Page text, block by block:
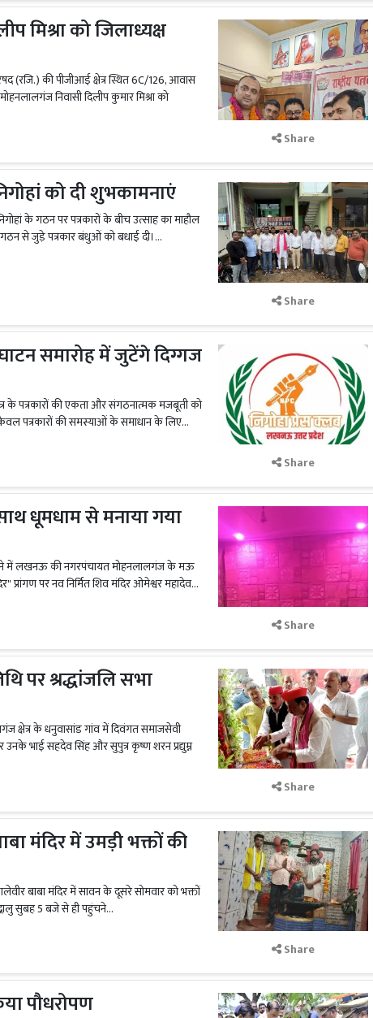
मिश्रा को जिलाध्यक्ष
(रजि.) की पीजीआई क्षेत्र स्थित 6C/126, आवास
निवासी दिलीप कुमार मिश्रा को
Share
को दी शुभकामनाएं
के गठन पर पत्रकारों के बीच उत्साह का माहौल
से जुड़े पत्रकार बंधुओं को बधाई दी।...
Share
समारोह में जुटेंगे दिग्गज
के पत्रकारों की एकता और संगठनात्मक मजबूती को
पत्रकारों की समस्याओं के समाधान के लिए...
Share
धूमधाम से मनाया गया
में लखनऊ की नगरपंचायत मोहनलालगंज के मऊ
प्रांगण पर नव निर्मित शिव मंदिर ओमेश्वर महादेव...
Share
पर श्रद्धांजलि सभा
के धनुवासांड गांव में दिवंगत समाजसेवी
भाई सहदेव सिंह और सुपुत्र कृष्ण शरन प्रद्युम्न
Share
मंदिर में उमड़ी भक्तों की
बाबा मंदिर में सावन के दूसरे सोमवार को भक्तों
सुबह 5 बजे से ही पहुंचने...
Share
पौधरोपण